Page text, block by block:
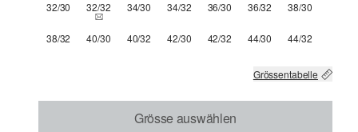
32/30 32/32THIS SIZE IS CURRENTLY OUT OF STOCK
34/30 34/32 36/30 36/32 38/30
38/32 40/30 40/32 42/30 42/32 44/30 44/32
Grössentabelle
Grösse auswählen